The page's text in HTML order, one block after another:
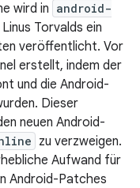
wird in android-
Torvalds ein
veröffentlicht. Vor
erstellt, indem der
und die Android-
Dieser
neuen Android-
zu verzweigen.
Aufwand für
Android-Patches